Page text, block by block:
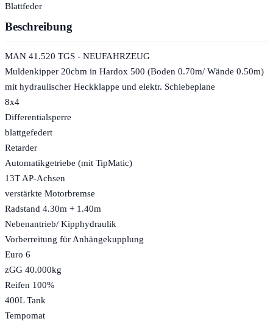
Blattfeder
Beschreibung
MAN 41.520 TGS - NEUFAHRZEUG
Muldenkipper 20cbm in Hardox 500 (Boden 0.70m/ Wände 0.50m)
mit hydraulischer Heckklappe und elektr. Schiebeplane
8x4
Differentialsperre
blattgefedert
Retarder
Automatikgetriebe (mit TipMatic)
13T AP-Achsen
verstärkte Motorbremse
Radstand 4.30m + 1.40m
Nebenantrieb/ Kipphydraulik
Vorberreitung für Anhängekupplung
Euro 6
zGG 40.000kg
Reifen 100%
400L Tank
Tempomat